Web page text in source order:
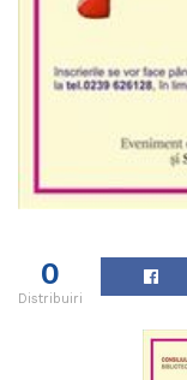
0
Distribuiri